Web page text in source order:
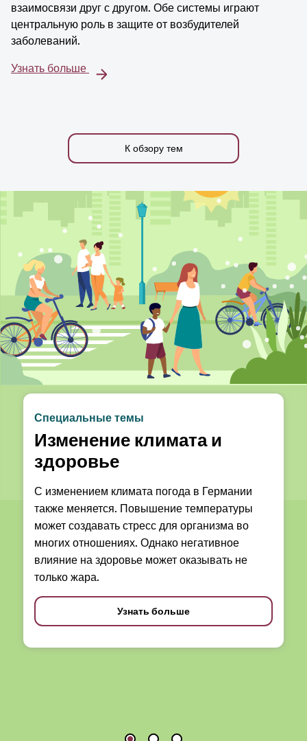
взаимосвязи друг с другом. Обе системы играют
центральную роль в защите от возбудителей
заболеваний.
Узнать больше
К обзору тем
Специальные темы
Изменение климата и
здоровье
С изменением климата погода в Германии
также меняется. Повышение температуры
может создавать стресс для организма во
многих отношениях. Однако негативное
влияние на здоровье может оказывать не
только жара.
Узнать больше